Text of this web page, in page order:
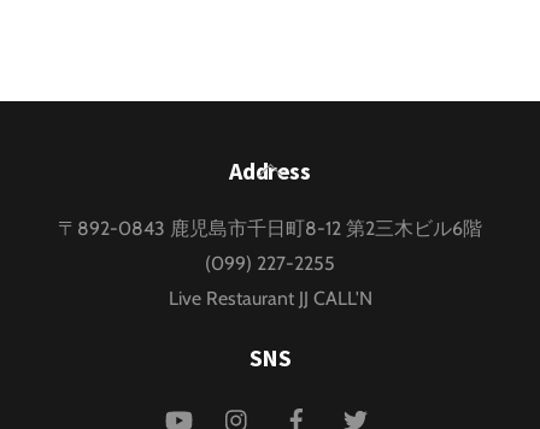
Back
Top
Address
〒892-0843 鹿児島市千日町8-12 第2三木ビル6階
(099) 227-2255
Live Restaurant JJ CALL'N
SNS
YouTube InstagramFacebook